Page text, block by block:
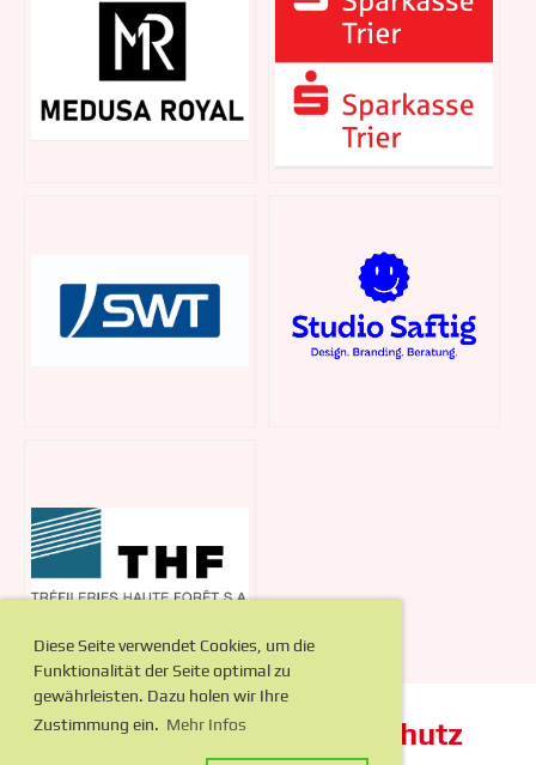
Diese Seite verwendet Cookies, um die
Funktionalität der Seite optimal zu
gewährleisten. Dazu holen wir Ihre
Zustimmung ein. Mehr Infos
Impressum Datenschutz